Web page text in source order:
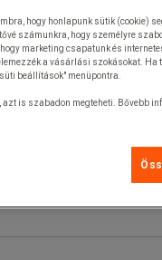
hogy honlapunk sütik (cookie)
számunkra, hogy személyre
marketing csapatunk és
a vásárlási szokásokat. Ha
beállítások" menüpontra.
is szabadon megteheti. Bővebb